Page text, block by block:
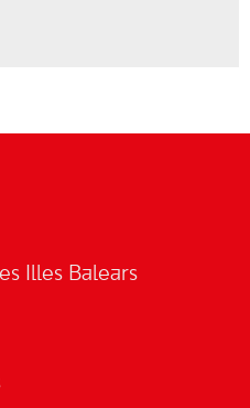
Illes Balears